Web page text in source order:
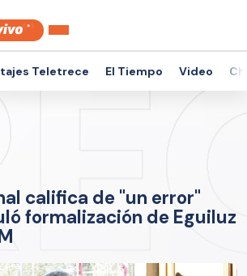
Teletrece El Tiempo Video
califica de "un error"
formalización de Eguiluz